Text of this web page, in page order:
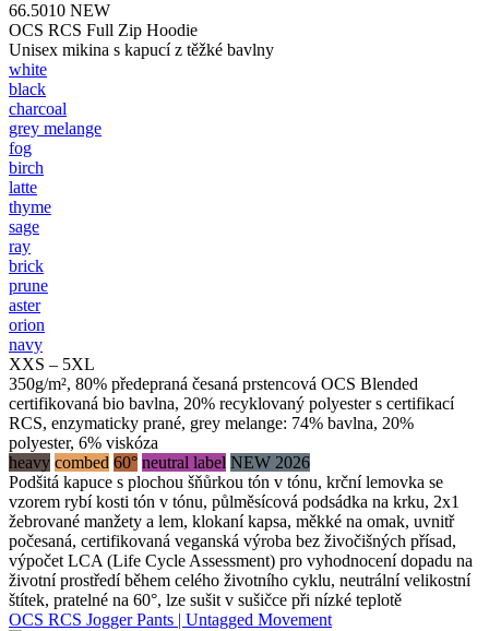
66.5010 NEW
OCS RCS Full Zip Hoodie
Unisex mikina s kapucí z těžké bavlny
white
black
charcoal
grey melange
fog
birch
latte
thyme
sage
ray
brick
prune
aster
orion
navy
XXS – 5XL
350g/m², 80% předepraná česaná prstencová OCS Blended
certifikovaná bio bavlna, 20% recyklovaný polyester s certifikací
RCS, enzymaticky prané, grey melange: 74% bavlna, 20%
polyester, 6% viskóza
heavy combed 60° neutral label NEW 2026
Podšitá kapuce s plochou šňůrkou tón v tónu, krční lemovka se
vzorem rybí kosti tón v tónu, půlměsícová podsádka na krku, 2x1
žebrované manžety a lem, klokaní kapsa, měkké na omak, uvnitř
počesaná, certifikovaná veganská výroba bez živočišných přísad,
výpočet LCA (Life Cycle Assessment) pro vyhodnocení dopadu na
životní prostředí během celého životního cyklu, neutrální velikostní
štítek, pratelné na 60°, lze sušit v sušičce při nízké teplotě
OCS RCS Jogger Pants | Untagged Movement